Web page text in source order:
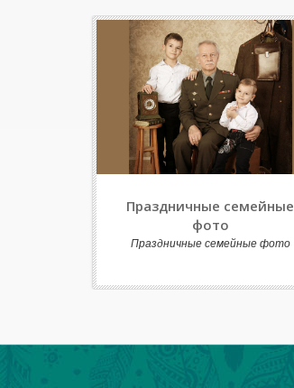
Праздничные семейные
фото
Праздничные семейные фото